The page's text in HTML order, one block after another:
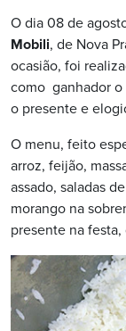
O dia 08 de
Mobili, de Nova
ocasião, foi
como ganhador o
o presente e
O menu, feito
arroz, feijão,
assado, saladas
morango na
presente na